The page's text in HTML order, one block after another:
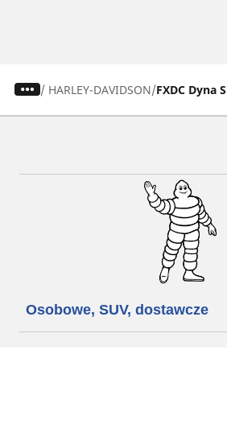
/ HARLEY-DAVIDSON FXDC Dyna
Osobowe, SUV, dostawcze